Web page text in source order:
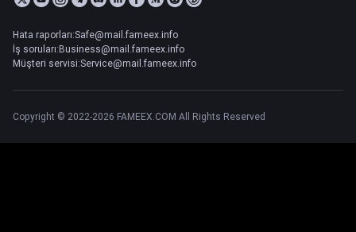
Hata raporları:Safe@mail.fameex.info
İş soruları:Business@mail.fameex.info
Müşteri servisi:Service@mail.fameex.info
Copyright © 2022-2026 FAMEEX.COM All Rights Reserved